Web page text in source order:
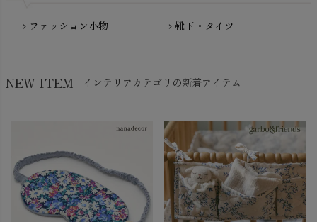
chevron_right ファッション小物 chevron_right 靴下・タイツ
NEW ITEM インテリアカテゴリの新着アイテム